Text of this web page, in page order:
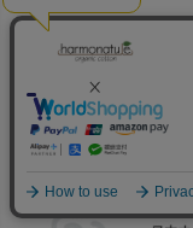
返品交換
FAXでのご注文
お問い合わせ
特定商取引に基づく表示